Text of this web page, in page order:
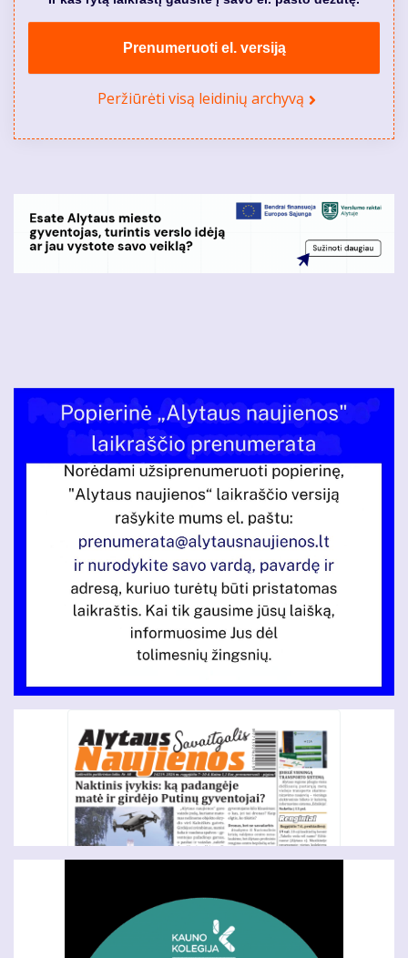
Prenumeruoti el. versiją
Peržiūrėti visą leidinių archyvą